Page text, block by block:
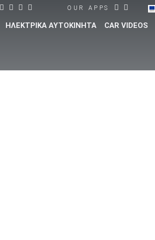
OUR APPS
ΗΛΕΚΤΡΙΚΑ ΑΥΤΟΚΙΝΗΤΑ CAR VIDEOS